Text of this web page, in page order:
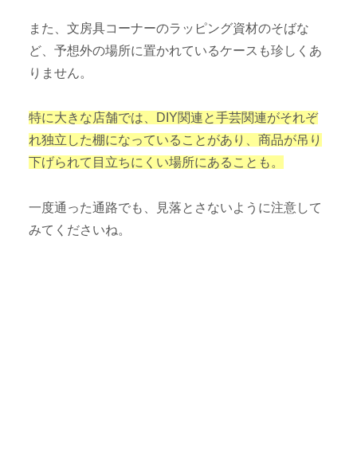
また、文房具コーナーのラッピング資材のそばな
ど、予想外の場所に置かれているケースも珍しくあ
りません。
特に大きな店舗では、DIY関連と手芸関連がそれぞ
れ独立した棚になっていることがあり、商品が吊り
下げられて目立ちにくい場所にあることも。
一度通った通路でも、見落とさないように注意して
みてくださいね。